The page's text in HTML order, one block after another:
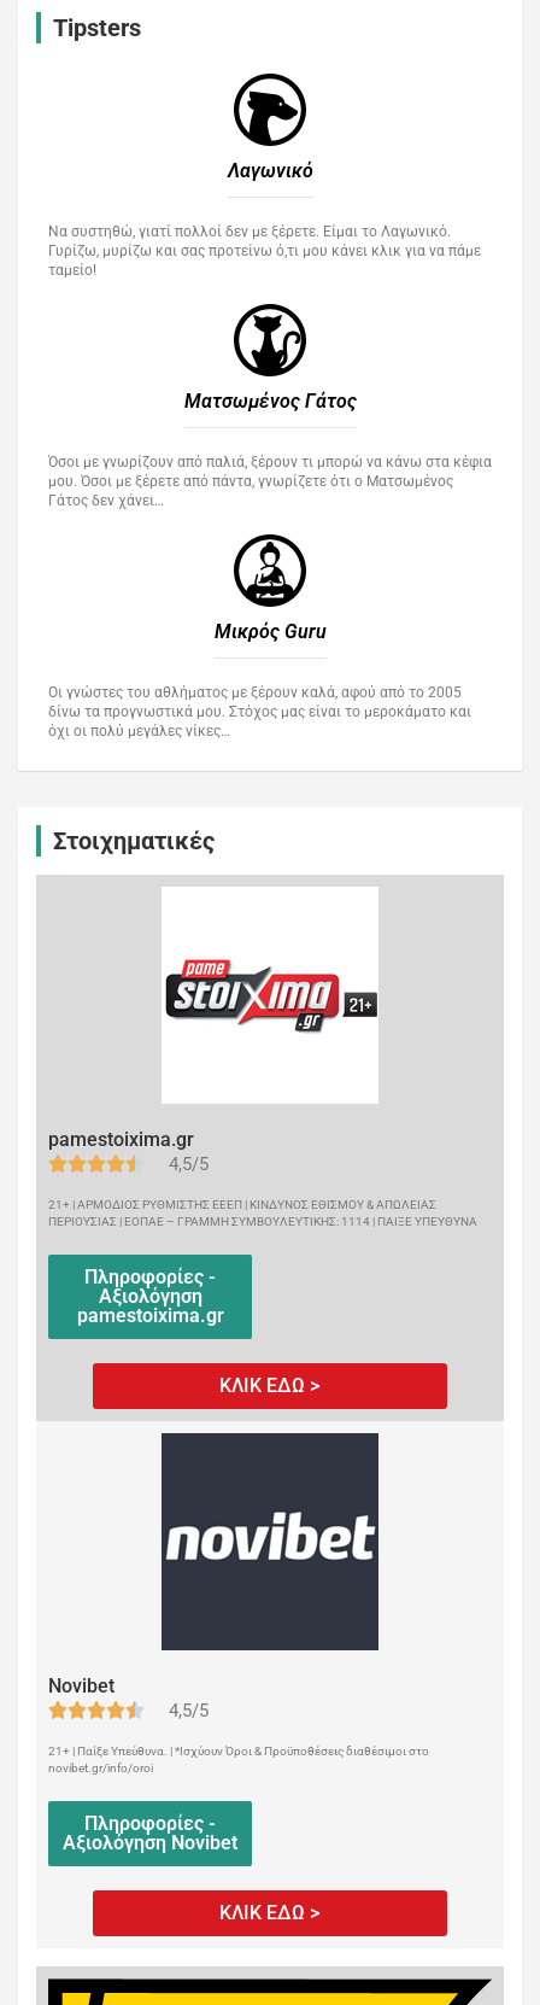
Tipsters
Λαγωνικό
Να συστηθώ, γιατί πολλοί δεν με ξέρετε. Είμαι το Λαγωνικό.
Γυρίζω, μυρίζω και σας προτείνω ό,τι μου κάνει κλικ για να πάμε
ταμείο!
Ματσωμένος Γάτος​
Όσοι με γνωρίζουν από παλιά, ξέρουν τι μπορώ να κάνω στα κέφια
μου. Όσοι με ξέρετε από πάντα, γνωρίζετε ότι ο Ματσωμένος
Γάτος δεν χάνει…
Μικρός Guru​
Οι γνώστες του αθλήματος με ξέρουν καλά, αφού από το 2005
δίνω τα προγνωστικά μου. Στόχος μας είναι το μεροκάματο και
όχι οι πολύ μεγάλες νίκες…
Στοιχηματικές
pamestoixima.gr
4,5/5
21+ | ΑΡΜΟΔΙΟΣ ΡΥΘΜΙΣΤΗΣ ΕΕΕΠ | ΚΙΝΔΥΝΟΣ ΕΘΙΣΜΟΥ & ΑΠΩΛΕΙΑΣ
ΠΕΡΙΟΥΣΙΑΣ | ΕΟΠΑΕ – ΓΡΑΜΜΗ ΣΥΜΒΟΥΛΕΥΤΙΚΗΣ: 1114 | ΠΑΙΞΕ ΥΠΕΥΘΥΝΑ
Πληροφορίες -
Αξιολόγηση
pamestoixima.gr
ΚΛΙΚ ΕΔΩ >
Novibet
4,5/5
21+ | Παίξε Υπεύθυνα. | *Ισχύουν Όροι & Προϋποθέσεις διαθέσιμοι στο
novibet.gr/info/oroi
Πληροφορίες -
Αξιολόγηση Novibet
ΚΛΙΚ ΕΔΩ >